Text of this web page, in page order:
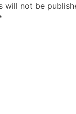
will not be
*